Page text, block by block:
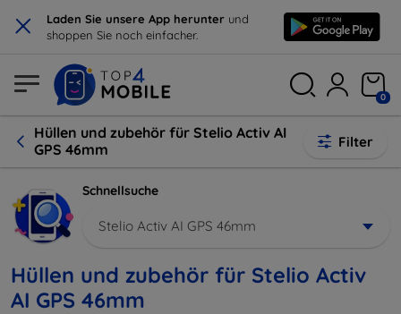
× Laden Sie unsere App herunter und
shoppen Sie noch einfacher.
0
Hüllen und zubehör für Stelio Activ AI
GPS 46mm
Filter
Schnellsuche
Stelio Activ AI GPS 46mm
Hüllen und zubehör für Stelio Activ
AI GPS 46mm